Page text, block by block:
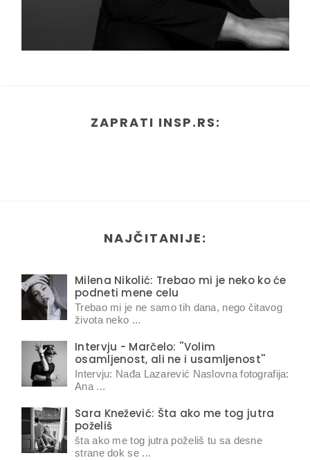
ZAPRATI INSP.RS:
NAJČITANIJE:
Milena Nikolić: Trebao mi je neko ko će
podneti mene celu
Trebao mi je ne samo tih dana, nego čitavog
života neko ...
Intervju - Marčelo: ''Volim
osamljenost, ali ne i usamljenost''
Intervju: Nađa Lazarević Naslovna fotografija:
Ana ...
Sara Knežević: Šta ako me tog jutra
poželiš
šta ako me tog jutra poželiš tu sa desne
strane dok se ...